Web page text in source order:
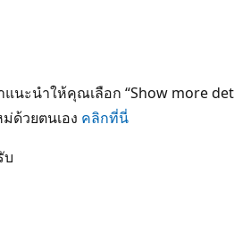
ะนำให้คุณเลือก “Show more
ด้วยตนเอง คลิกที่นี่
บ